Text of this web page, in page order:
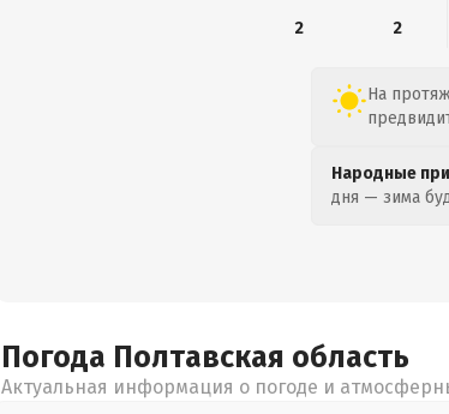
2
2
На
Народные
дня — зима
Погода Полтавская область
Актуальная информация о погоде и